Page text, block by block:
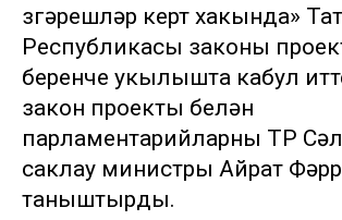
үзгәрешләр кертү хакында»
Республикасы законы
беренче укылышта кабул
закон проекты белән
парламентарийларны ТР
саклау министры Айрат
таныштырды.